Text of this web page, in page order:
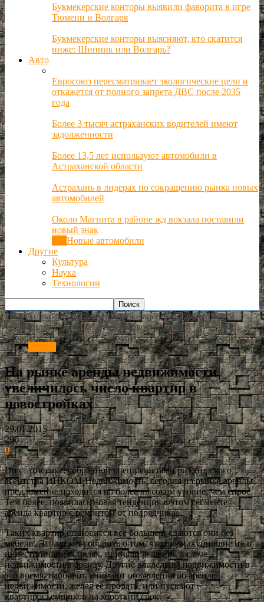
Букмекерские конторы выявили фаворита в игре
Тюмени и Волгаря
Букмекерские конторы выясняют, кто скатится
ниже: Шинник или Волгарь?
Авто
Евросоюз пересматривает экологические цели и
откажется от полного запрета ДВС после 2035
года
Более 3 тысяч астраханских водителей имеют
задолженности
Более 13,5 лет используют автомобили в
Астраханской области
Астрахань в лидерах по сокращению рынка новых
автомобилей
Около Магнита в районе жд вокзала поставили
новый знак
Новые автомобили
Другие
Культура
Наука
Технологии
РИА Астрахань Россия На рынке аренды недвижимости
увеличилось число квартир в новостройках
На рынке аренды недвижимости
увеличилось число квартир в
новостройках
29.01.2015
290
0
По статистике, собранной специалистами риэлторского
агентства ИНКОМ-Недвижимость, сегодня на рынке аренды
предложение находится на более высоком уровне, чем спрос.
Тем более, появилась новая тенденция в этом сегменте –
аренда квартир с ремонтом от подрядчика.
Таких квартир становится все больше и сдаются они без
мебели. Это может говорить о том, что люди, купившие их в
инвестиционных целях, приняли решение о сдаче
недвижимости в аренду. Другие владельцы недвижимости в
это время, наоборот, снимают объявления об аренде
недвижимости, желая ее продать, или пускают
квартиросъемщиков на короткий срок.